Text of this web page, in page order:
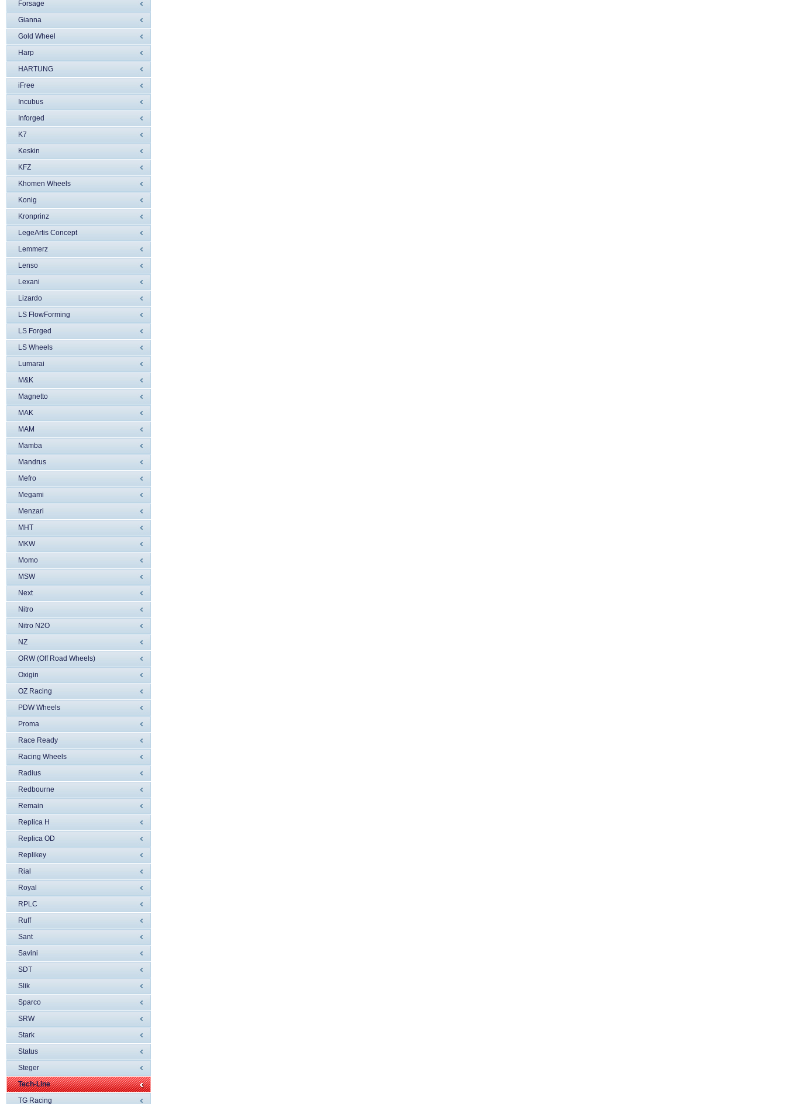
Forsage
Gianna
Gold Wheel
Harp
HARTUNG
iFree
Incubus
Inforged
K7
Keskin
KFZ
Khomen Wheels
Konig
Kronprinz
LegeArtis Concept
Lemmerz
Lenso
Lexani
Lizardo
LS FlowForming
LS Forged
LS Wheels
Lumarai
M&K
Magnetto
MAK
MAM
Mamba
Mandrus
Mefro
Megami
Menzari
MHT
MKW
Momo
MSW
Next
Nitro
Nitro N2O
NZ
ORW (Off Road Wheels)
Oxigin
OZ Racing
PDW Wheels
Proma
Race Ready
Racing Wheels
Radius
Redbourne
Remain
Replica H
Replica OD
Replikey
Rial
Royal
RPLC
Ruff
Sant
Savini
SDT
Slik
Sparco
SRW
Stark
Status
Steger
Tech-Line
TG Racing